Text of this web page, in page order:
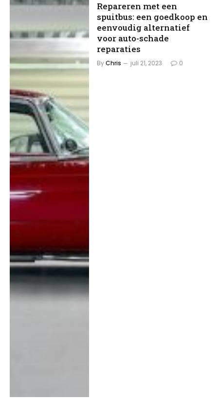
Repareren met een
spuitbus: een goedkoop en
eenvoudig alternatief
voor auto-schade
reparaties
ByChris juli 21, 2023 0